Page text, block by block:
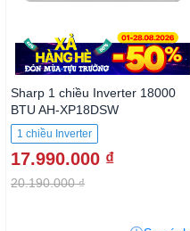
Sharp 1 chiều Inverter 18000
BTU AH-XP18DSW
1 chiều Inverter
17.990.000 ₫
20.190.000 ₫